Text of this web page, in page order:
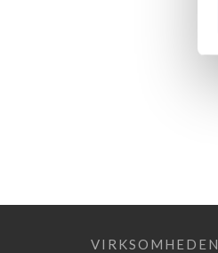
VIRKSOMHEDEN